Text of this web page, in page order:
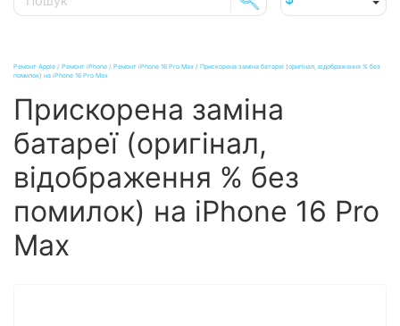
Ремонт Apple / Ремонт iPhone / Ремонт iPhone 16 Pro Max / Прискорена заміна батареї (оригінал, відображення % без
помилок) на iPhone 16 Pro Max
Прискорена заміна
батареї (оригінал,
відображення % без
помилок) на iPhone 16 Pro
Max